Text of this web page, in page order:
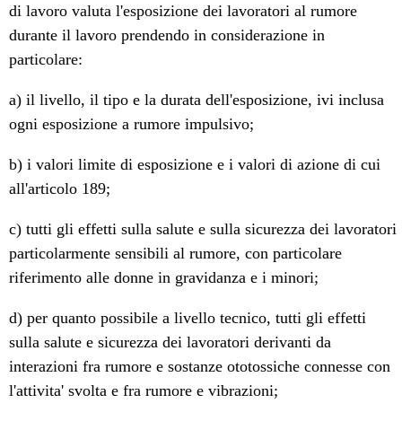
di lavoro valuta l'esposizione dei lavoratori al rumore
durante il lavoro prendendo in considerazione in
particolare:
a) il livello, il tipo e la durata dell'esposizione, ivi inclusa
ogni esposizione a rumore impulsivo;
b) i valori limite di esposizione e i valori di azione di cui
all'articolo 189;
c) tutti gli effetti sulla salute e sulla sicurezza dei lavoratori
particolarmente sensibili al rumore, con particolare
riferimento alle donne in gravidanza e i minori;
d) per quanto possibile a livello tecnico, tutti gli effetti
sulla salute e sicurezza dei lavoratori derivanti da
interazioni fra rumore e sostanze ototossiche connesse con
l'attivita' svolta e fra rumore e vibrazioni;